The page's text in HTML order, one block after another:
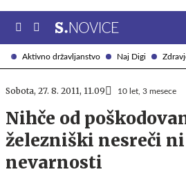
Aktivno državljanstvo Naj Digi
Sobota, 27. 8. 2011, 11.09 10 let, 3 mesece
Nihče od
železniški nesreči
nevarnosti